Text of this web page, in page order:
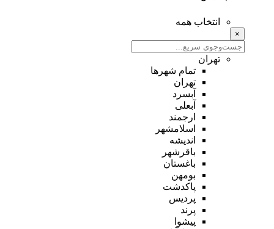
انتخاب همه
×
تهران
تمام شهر‌ها
تهران
آبسرد
آبعلی
ارجمند
اسلامشهر
اندیشه
باقرشهر
باغستان
بومهن
پاکدشت
پردیس
پرند
پیشوا